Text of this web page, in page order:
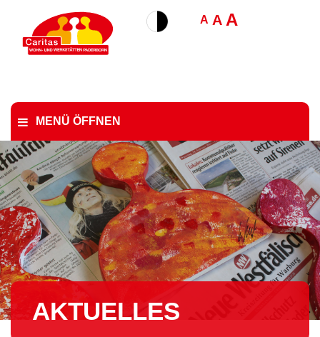
A A A
MENÜ ÖFFNEN
AKTUELLES